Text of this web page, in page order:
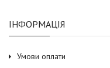
ІНФОРМАЦІЯ
Умови оплати